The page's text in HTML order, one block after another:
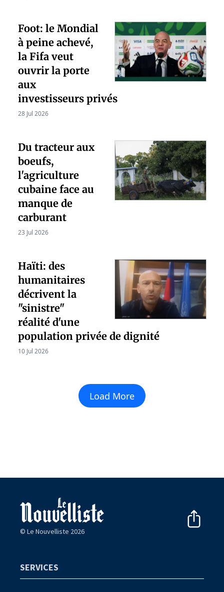
Foot: le Mondial
à peine achevé,
la Fifa veut
ouvrir la porte
aux
investisseurs privés
28 Jul 2026
Du tracteur aux
boeufs,
l'agriculture
cubaine face au
manque de
carburant
23 Jul 2026
Haïti: des
humanitaires
décrivent la
"sinistre"
réalité d'une
population privée de dignité
10 Jul 2026
Load More
© Le Nouvelliste 2026
SERVICES